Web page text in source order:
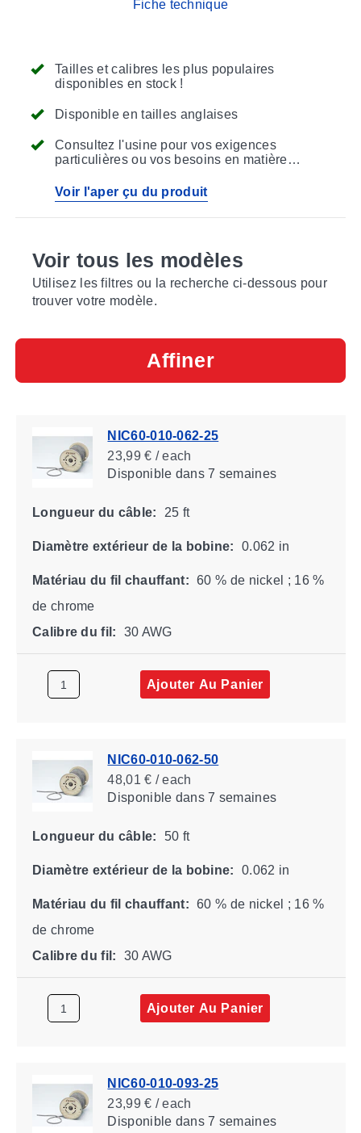
Tailles et calibres les plus populaires
disponibles en stock !
Disponible en tailles anglaises
Consultez l'usine pour vos exigences
particulières ou vos besoins en matière
Voir l'aper çu du produit
Fiche technique
Voir tous les modèles
Utilisez les filtres ou la recherche ci-dessous pour
trouver votre modèle.
Affiner
NIC60-010-062-25
23,99 € / each
Disponibledans 7 semaines
Longueur du câble: 25 ft
Diamètre extérieur de la bobine: 0.062 in
Matériau du fil chauffant: 60 % de nickel ; 16 %
de chrome
Calibre du fil:
30 AWG
Ajouter Au Panier
NIC60-010-062-50
48,01 € / each
Disponibledans 7 semaines
Longueur du câble: 50 ft
Diamètre extérieur de la bobine: 0.062 in
Matériau du fil chauffant: 60 % de nickel ; 16 %
de chrome
Calibre du fil:
30 AWG
Ajouter Au Panier
NIC60-010-093-25
23,99 € / each
Disponibledans 7 semaines